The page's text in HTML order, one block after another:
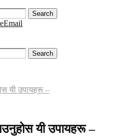
Search
Email
Search
यी उपायहरू –
यी उपायहरू –